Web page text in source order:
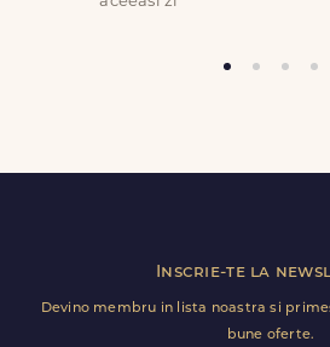
Trimite
Inscrie-te la
Devino membru in lista noastra si
bune oferte.